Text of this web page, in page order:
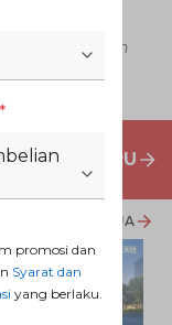
pemberitahuan
MOBIL BARU
LIHAT SEMUA
*
promosi dan
Syarat dan
yang berlaku.